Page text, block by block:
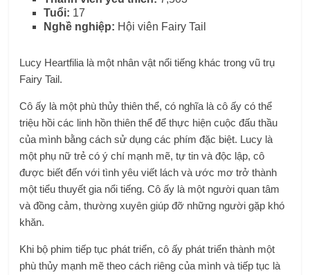
Tuổi: 17
Nghề nghiệp: Hội viên Fairy Tail
Lucy Heartfilia là một nhân vật nổi tiếng khác trong vũ trụ
Fairy Tail.
Cô ấy là một phù thủy thiên thể, có nghĩa là cô ấy có thể
triệu hồi các linh hồn thiên thể để thực hiện cuộc đấu thầu
của mình bằng cách sử dụng các phím đặc biệt. Lucy là
một phụ nữ trẻ có ý chí mạnh mẽ, tự tin và độc lập, cô
được biết đến với tình yêu viết lách và ước mơ trở thành
một tiểu thuyết gia nổi tiếng. Cô ấy là một người quan tâm
và đồng cảm, thường xuyên giúp đỡ những người gặp khó
khăn.
Khi bộ phim tiếp tục phát triển, cô ấy phát triển thành một
phù thủy mạnh mẽ theo cách riêng của mình và tiếp tục là